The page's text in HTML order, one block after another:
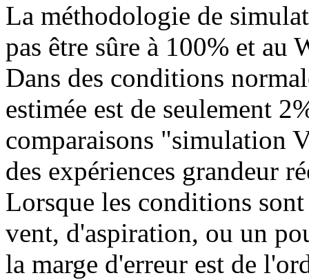
La méthodologie de
pas être sûre à 100% et au
Dans des conditions
estimée est de seulement
comparaisons "simulation
des expériences grandeur
Lorsque les conditions
vent, d'aspiration, ou un
la marge d'erreur est de